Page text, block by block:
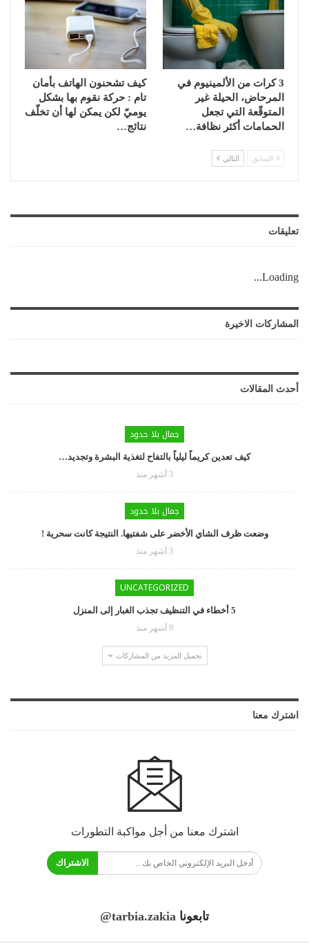
3 كرات من الألمينيوم في
المرحاض، الحيلة غير
المتوقّعة التي تجعل
الحمامات أكثر نظافة…
كيف تشحنون الهاتف بأمان
تام : حركة نقوم بها بشكل
يوميّ لكن يمكن لها أن تخلّف
نتائج…
السابق التالي
تعليقات
Loading...
المشاركات الاخيرة
أحدث المقالات
جمال بلا حدود
كيف تعدين كريماً ليلياً بالتفاح لتغذية البشرة وتجديد…
3 أشهر منذ
جمال بلا حدود
وضعت ظرف الشاي الأخضر على شفتيها. النتيجة كانت سحرية !
3 أشهر منذ
UNCATEGORIZED
5 أخطاء في التنظيف تجذب الغبار إلى المنزل
9 أشهر منذ
تحميل المزيد من المشاركات
اشترك معنا
اشترك معنا من أجل مواكبة التطورات
الاشتراك
تابعونا @tarbia.zakia